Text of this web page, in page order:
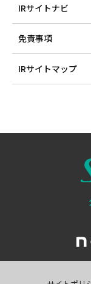
IRサイトナビ
免責事項
IRサイトマップ